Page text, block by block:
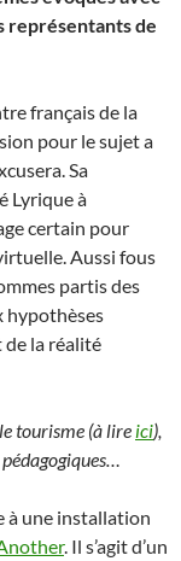
représentants de
français de la
pour le sujet a
Sa
Lyrique à
certain pour
Aussi fous
partis des
hypothèses
de la réalité
tourisme (à lire ici),
à une installation
. Il s’agit d’un